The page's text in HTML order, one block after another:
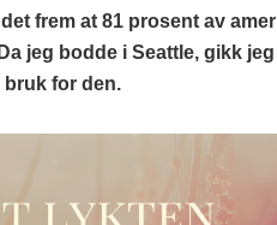
frem at 81 prosent av
jeg bodde i Seattle, gikk
bruk for den.